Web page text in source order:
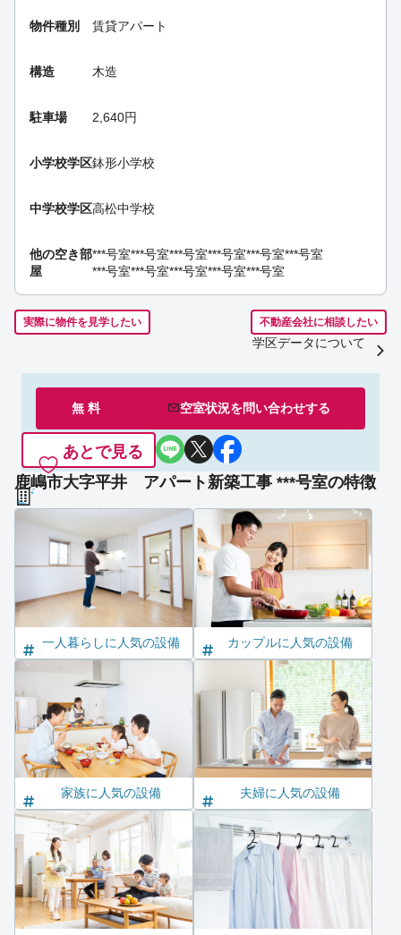
物件種別 賃貸アパート
構造 木造
駐車場 2,640円
小学校学区鉢形小学校
中学校学区高松中学校
他の空き部
屋
***号室***号室***号室***号室***号室***号室
***号室***号室***号室***号室***号室
実際に物件を見学したい 不動産会社に相談したい
学区データについて
無 料 空室状況を問い合わせする
あとで見る
鹿嶋市大字平井 アパート新築工事 ***号室の特徴
一人暮らしに人気の設備 カップルに人気の設備
家族に人気の設備 夫婦に人気の設備